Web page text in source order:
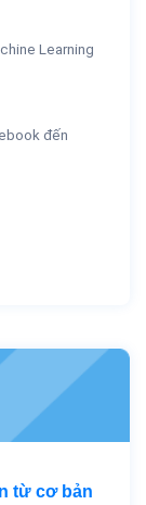
Learning
đến
từ cơ bản